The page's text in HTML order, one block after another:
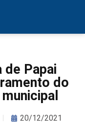
de Papai
do
20/12/2021